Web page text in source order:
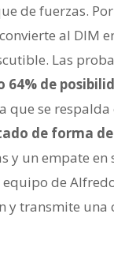
de fuerzas.
al DIM
Las
64% de
que se respalda
de forma
y un empate en
de
y transmite una